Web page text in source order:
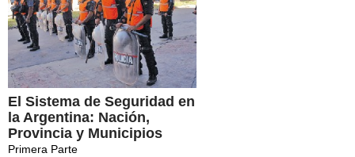
El Sistema de Seguridad en
la Argentina: Nación,
Provincia y Municipios
Primera Parte